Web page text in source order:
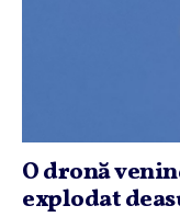
O dronă
explodat